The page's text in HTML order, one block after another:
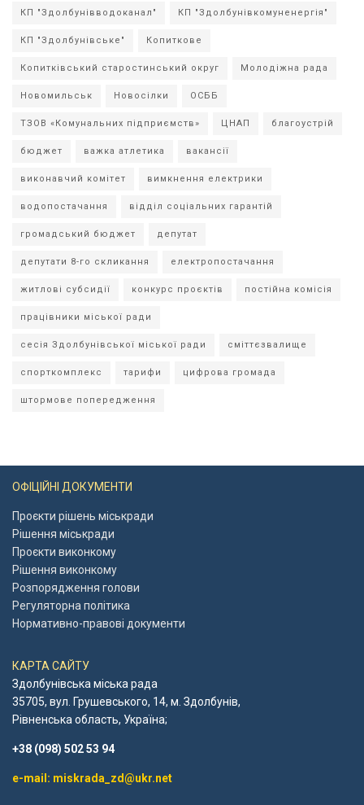
КП "Здолбунівводоканал" КП "Здолбунівкомуненергія"
КП "Здолбунівське" Копиткове
Копитківський старостинський округ Молодіжна рада
Новомильськ Новосілки ОСББ
ТЗОВ «Комунальних підприємств» ЦНАП благоустрій
бюджет важка атлетика вакансії
виконавчий комітет вимкнення електрики
водопостачання відділ соціальних гарантій
громадський бюджет депутат
депутати 8-го скликання електропостачання
житлові субсидії конкурс проєктів постійна комісія
працівники міської ради
сесія Здолбунівської міської ради сміттєзвалище
спорткомплекс тарифи цифрова громада
штормове попередження
ОФІЦІЙНІ ДОКУМЕНТИ
Проєкти рішень міськради
Рішення міськради
Проєкти виконкому
Рішення виконкому
Розпорядження голови
Регуляторна політика
Нормативно-правові документи
КАРТА САЙТУ
Здолбунівська міська рада
35705, вул. Грушевського, 14, м. Здолбунів,
Рівненська область, Україна;
+38 (098) 502 53 94
e-mail: miskrada_zd@ukr.net